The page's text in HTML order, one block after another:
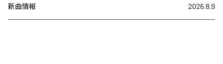
新曲情報 2026.8.9